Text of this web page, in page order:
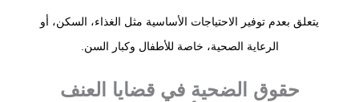
يتعلق بعدم توفير الاحتياجات الأساسية مثل الغذاء، السكن، أو
الرعاية الصحية، خاصة للأطفال وكبار السن.
حقوق الضحية في قضايا العنف